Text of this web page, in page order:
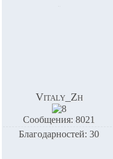
Vitaly_Zh
Сообщения: 8021
Благодарностей: 30